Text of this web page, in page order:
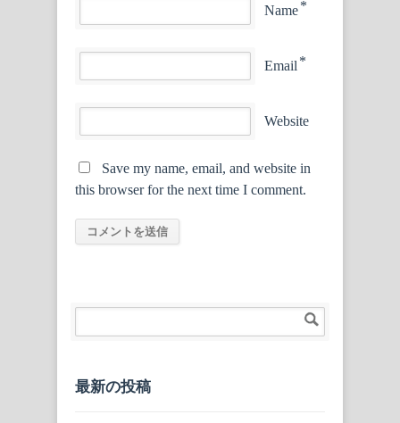
Name*
Email *
Website
Save my name, email, and website in
this browser for the next time I comment.
最新の投稿